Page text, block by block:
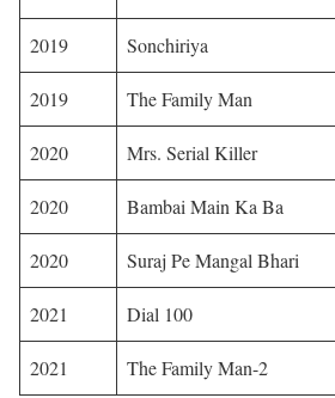
2019 Sonchiriya
2019 The Family Man
2020 Mrs. Serial Killer
2020 Bambai Main Ka Ba
2020 Suraj Pe Mangal Bhari
2021 Dial 100
2021
The Family Man-2